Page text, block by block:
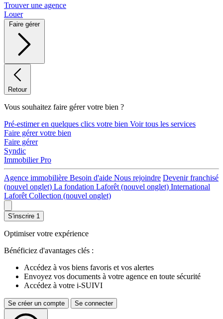
Trouver une agence
Louer
Faire gérer
Retour
Vous souhaitez faire gérer votre bien ?
Pré-estimer en quelques clics votre bien Voir tous les services
Faire gérer votre bien
Faire gérer
Syndic
Immobilier Pro
Agence immobilière Besoin d'aide Nous rejoindre Devenir franchisé
(nouvel onglet) La fondation Laforêt (nouvel onglet) International
Laforêt Collection (nouvel onglet)
S'inscrire 1
Optimiser votre expérience
Bénéficiez d'avantages clés :
Accédez à vos biens favoris et vos alertes
Envoyez vos documents à votre agence en toute sécurité
Accédez à votre i-SUIVI
Se créer un compte Se connecter